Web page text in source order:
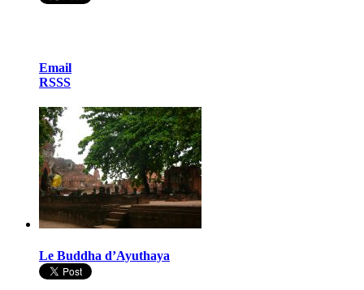
Email
RSSS
Le Buddha d’Ayuthaya